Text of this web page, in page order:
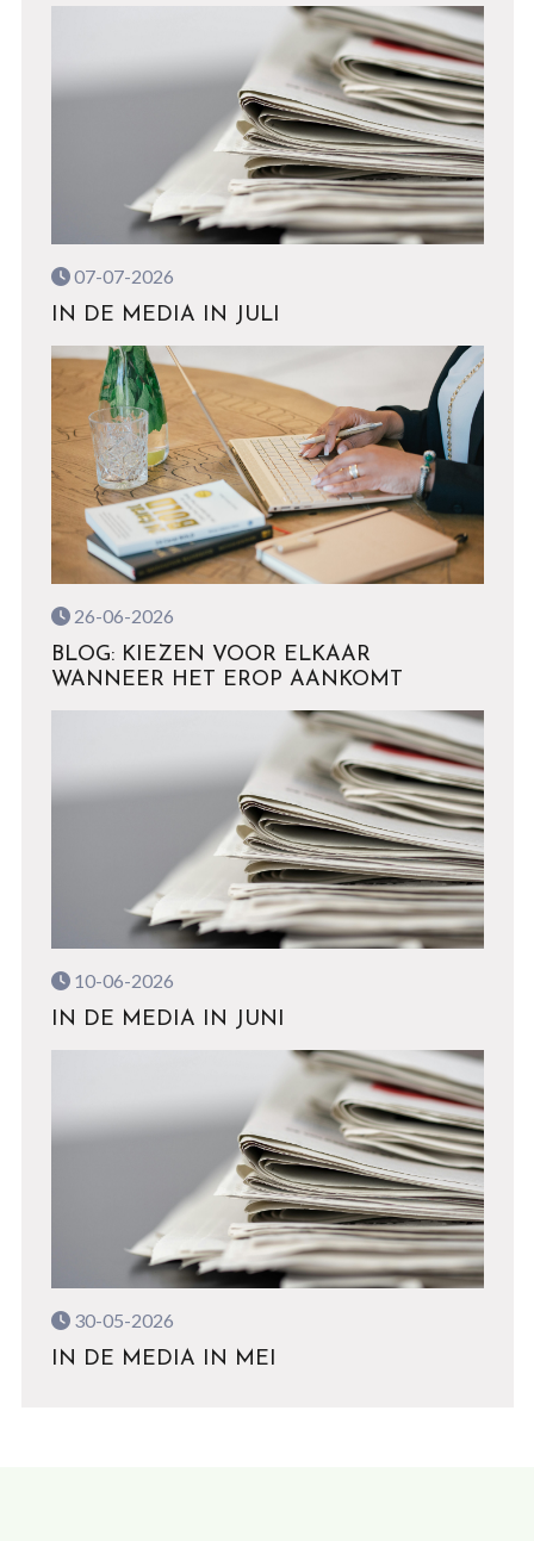
07-07-2026
IN DE MEDIA IN JULI
26-06-2026
BLOG: KIEZEN VOOR ELKAAR
WANNEER HET EROP AANKOMT
10-06-2026
IN DE MEDIA IN JUNI
30-05-2026
IN DE MEDIA IN MEI